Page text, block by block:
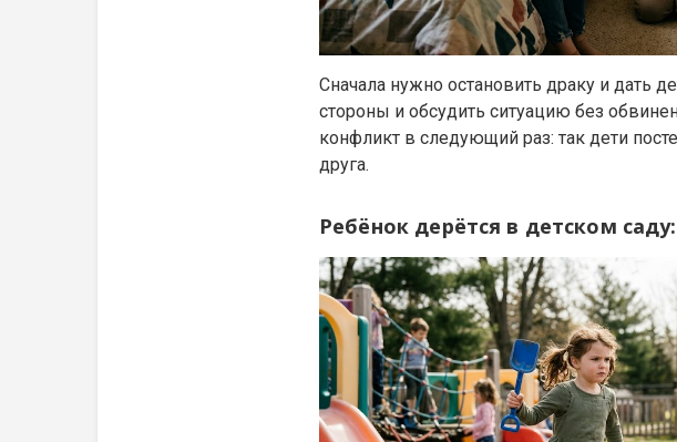
Сначала нужно остановить драку и дать
стороны и обсудить ситуацию без
конфликт в следующий раз: так дети
друга.
Ребёнок дерётся в детском